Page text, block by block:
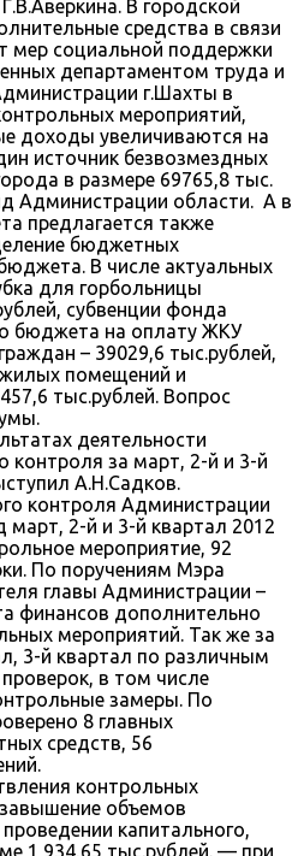
В городской
средства в связи
мер социальной поддержки
департаментом труда и
г.Шахты в
мероприятий,
доходы увеличиваются на
источник безвозмездных
в размере 69765,8 тыс.
Администрации области. А в
предлагается также
бюджетных
В числе актуальных
для горбольницы
субвенции фонда
бюджета на оплату ЖКУ
– 39029,6 тыс.рублей,
помещений и
тыс.рублей. Вопрос
деятельности
контроля за март, 2-й и 3-й
А.Н.Садков.
контроля Администрации
2-й и 3-й квартал 2012
мероприятие, 92
По поручениям Мэра
главы Администрации –
финансов дополнительно
мероприятий. Так же за
3-й квартал по различным
в том числе
замеры. По
8 главных
средств, 56
контрольных
объемов
капитального,
1 934,65 тыс.рублей. — при